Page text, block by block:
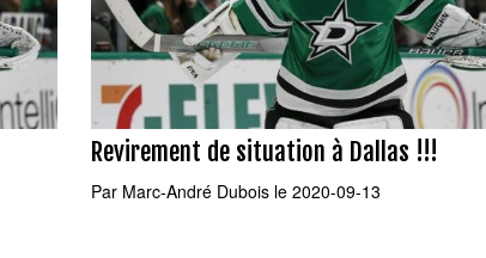
Revirement de situation à Dallas !!!
Par Marc-André Dubois le 2020-09-13